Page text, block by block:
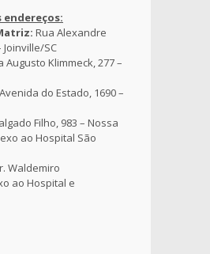
endereços:
Rua Alexandre
Joinville/SC
Augusto Klimmeck, 277 –
Avenida do Estado, 1690 –
Filho, 983 – Nossa
ao Hospital São
Waldemiro
ao Hospital e